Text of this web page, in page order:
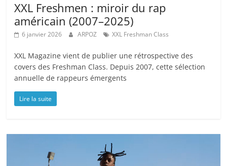
XXL Freshmen : miroir du rap
américain (2007–2025)
6 janvier 2026 ARPOZ XXL Freshman Class
XXL Magazine vient de publier une rétrospective des
covers des Freshman Class. Depuis 2007, cette sélection
annuelle de rappeurs émergents
Lire la suite